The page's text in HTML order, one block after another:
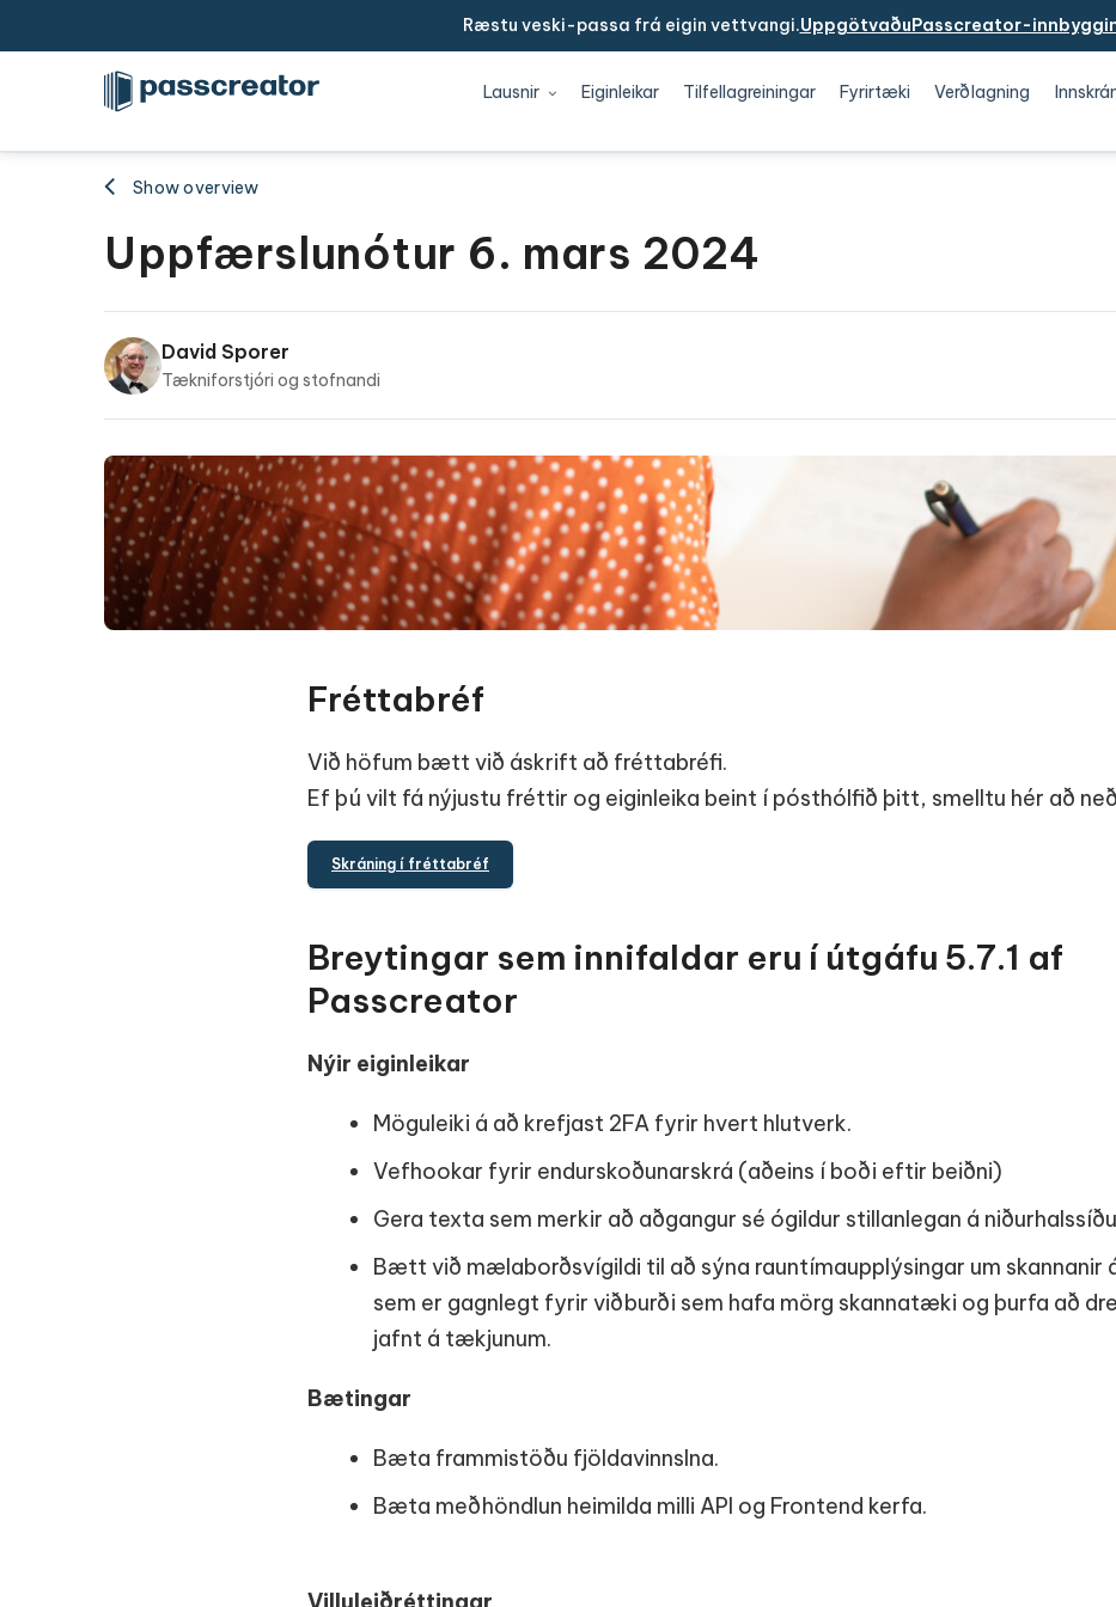
Ræstu veski-passa frá eigin vettvangi.UppgötvaðuPasscreator-
Lausnir Eiginleikar Tilfellagreiningar Fyrirtæki Verðlagning
Show overview
Uppfærslunótur 6. mars 2024
David Sporer
Tækniforstjóri og stofnandi
Fréttabréf
Við höfum bætt við áskrift að fréttabréfi.
Ef þú vilt fá nýjustu fréttir og eiginleika beint í pósthólfið þitt, smelltu hér að
Skráning í fréttabréf
Breytingar sem innifaldar eru í útgáfu 5.7.1 af
Passcreator
Nýir eiginleikar
Möguleiki á að krefjast 2FA fyrir hvert hlutverk.
Vefhookar fyrir endurskoðunarskrá (aðeins í boði eftir beiðni)
Gera texta sem merkir að aðgangur sé ógildur stillanlegan á
Bætt við mælaborðsvígildi til að sýna rauntímaupplýsingar um skannanir
sem er gagnlegt fyrir viðburði sem hafa mörg skannatæki og þurfa að
jafnt á tækjunum.
Bætingar
Bæta frammistöðu fjöldavinnslna.
Bæta meðhöndlun heimilda milli API og Frontend kerfa.